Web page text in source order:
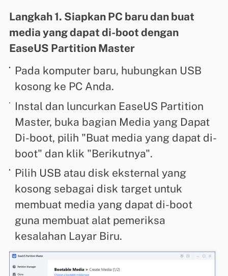
Langkah 1. Siapkan PC baru dan buat
media yang dapat di-boot dengan
EaseUS Partition Master
Pada komputer baru, hubungkan USB
kosong ke PC Anda.
Instal dan luncurkan EaseUS Partition
Master, buka bagian Media yang Dapat
Di-boot, pilih "Buat media yang dapat di-
boot" dan klik "Berikutnya".
Pilih USB atau disk eksternal yang
kosong sebagai disk target untuk
membuat media yang dapat di-boot
guna membuat alat pemeriksa
kesalahan Layar Biru.